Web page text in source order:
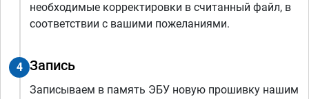
необходимые корректировки в считанный файл, в
соответствии с вашими пожеланиями.
4 Запись
Записываем в память ЭБУ новую прошивку нашим